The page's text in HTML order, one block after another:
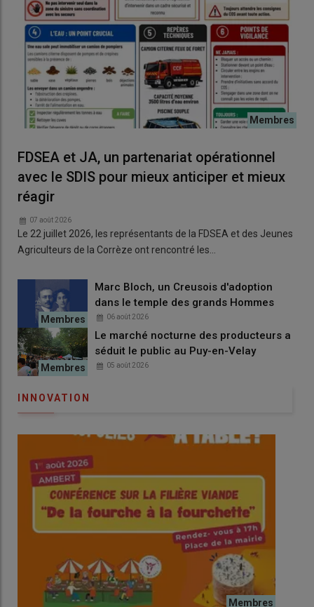
FDSEA et JA, un partenariat opérationnel
avec le SDIS pour mieux anticiper et mieux
réagir
07 août 2026
Le 22 juillet 2026, les représentants de la FDSEA et des Jeunes
Agriculteurs de la Corrèze ont rencontré les…
Marc Bloch, un Creusois d'adoption
dans le temple des grands Hommes
06 août 2026
Le marché nocturne des producteurs a
séduit le public au Puy-en-Velay
05 août 2026
INNOVATION